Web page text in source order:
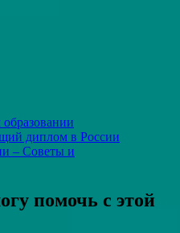
диплом в России
– Советы и
помочь с этой